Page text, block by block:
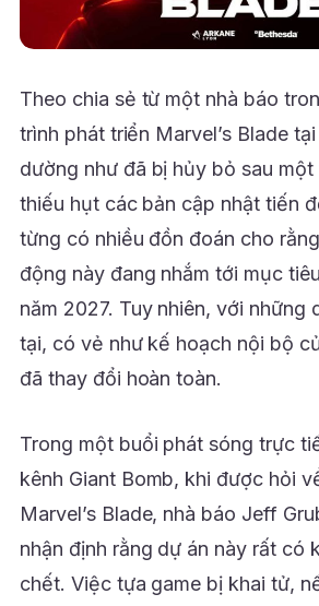
Theo chia sẻ từ một nhà báo
trình phát triển Marvel’s Blade
dường như đã bị hủy bỏ sau một
thiếu hụt các bản cập nhật tiến
từng có nhiều đồn đoán cho
động này đang nhắm tới mục
năm 2027. Tuy nhiên, với những
tại, có vẻ như kế hoạch nội bộ
đã thay đổi hoàn toàn.
Trong một buổi phát sóng trực
kênh Giant Bomb, khi được hỏi
Marvel’s Blade, nhà báo Jeff
nhận định rằng dự án này rất có
chết. Việc tựa game bị khai tử,